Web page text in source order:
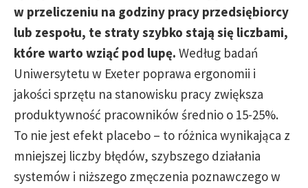
w przeliczeniu na godziny pracy przedsiębiorcy
lub zespołu, te straty szybko stają się liczbami,
które warto wziąć pod lupę. Według badań
Uniwersytetu w Exeter poprawa ergonomii i
jakości sprzętu na stanowisku pracy zwiększa
produktywność pracowników średnio o 15-25%.
To nie jest efekt placebo – to różnica wynikająca z
mniejszej liczby błędów, szybszego działania
systemów i niższego zmęczenia poznawczego w